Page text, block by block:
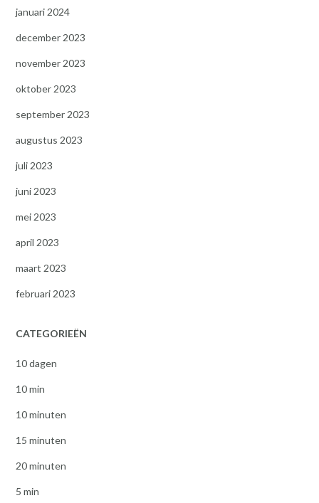
januari 2024
december 2023
november 2023
oktober 2023
september 2023
augustus 2023
juli 2023
juni 2023
mei 2023
april 2023
maart 2023
februari 2023
CATEGORIEËN
10 dagen
10 min
10 minuten
15 minuten
20 minuten
5 min